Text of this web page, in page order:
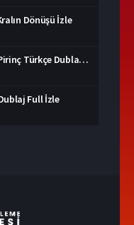
Dönüşü İzle
Yedi Samuray: Kanlı Pirinç Türkçe Dublaj İzle
Full İzle